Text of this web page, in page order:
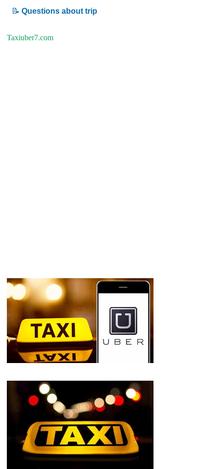
📝 Questions about trip
Taxiuber7.com